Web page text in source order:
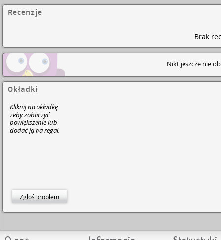
Recenzje
Brak
Nikt jeszcze nie
Okładki
Kliknij na okładkę
żeby zobaczyć
powiększenie lub
dodać ją na regał.
Zgłoś problem